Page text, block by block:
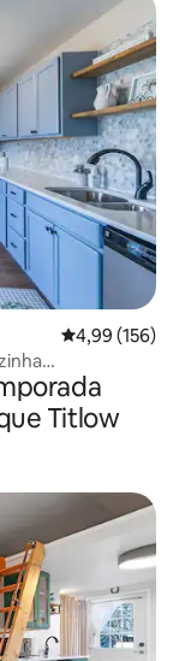
4,99 de uma
4,99 (156)
Titlow